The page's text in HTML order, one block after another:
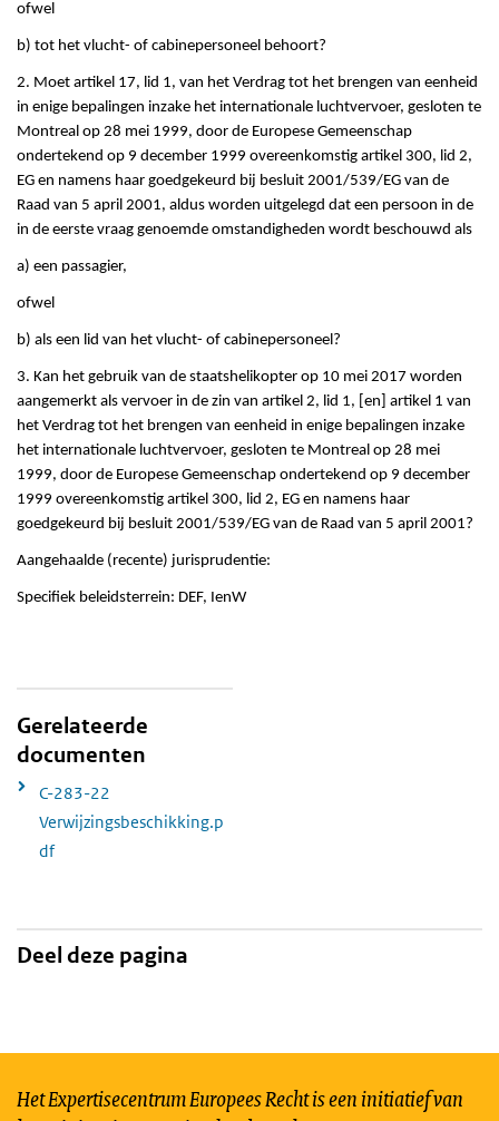
ofwel
b) tot het vlucht- of cabinepersoneel behoort?
2. Moet artikel 17, lid 1, van het Verdrag tot het brengen van eenheid
in enige bepalingen inzake het internationale luchtvervoer, gesloten te
Montreal op 28 mei 1999, door de Europese Gemeenschap
ondertekend op 9 december 1999 overeenkomstig artikel 300, lid 2,
EG en namens haar goedgekeurd bij besluit 2001/539/EG van de
Raad van 5 april 2001, aldus worden uitgelegd dat een persoon in de
in de eerste vraag genoemde omstandigheden wordt beschouwd als
a) een passagier,
ofwel
b) als een lid van het vlucht- of cabinepersoneel?
3. Kan het gebruik van de staatshelikopter op 10 mei 2017 worden
aangemerkt als vervoer in de zin van artikel 2, lid 1, [en] artikel 1 van
het Verdrag tot het brengen van eenheid in enige bepalingen inzake
het internationale luchtvervoer, gesloten te Montreal op 28 mei
1999, door de Europese Gemeenschap ondertekend op 9 december
1999 overeenkomstig artikel 300, lid 2, EG en namens haar
goedgekeurd bij besluit 2001/539/EG van de Raad van 5 april 2001?
Aangehaalde (recente) jurisprudentie:
Specifiek beleidsterrein: DEF, IenW
Gerelateerde
documenten
C-283-22
Verwijzingsbeschikking.p
df
Deel deze pagina
Het Expertisecentrum Europees Recht is een initiatief van